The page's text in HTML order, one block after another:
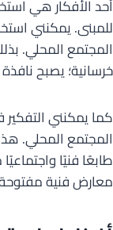
أحد الأفكار هي
للمبنى. يمكنني
المجتمع المحلي.
خرسانية؛ يصبح
كما يمكنني
المجتمع المحلي.
طابعًا فنيًا
معارض فنية مفتوحة